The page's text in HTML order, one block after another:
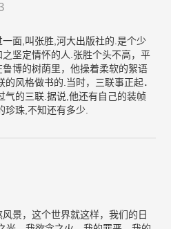
一面,叫张胜,河大出版社的.是个少
坚定情怀的人.张胜个头不高，平
博的树荫里，他操着柔软的絮语
风格做书的.当时，三联事正起．
气的三联.据说,他还有自己的装帧
珍珠,不知还有多少.
景，这个世界就这样，我们的日